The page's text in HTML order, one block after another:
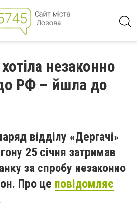
незаконно
РФ – йшла до
відділу «Дергачі»
25 січня затримав
за спробу незаконно
Про це повідомляє